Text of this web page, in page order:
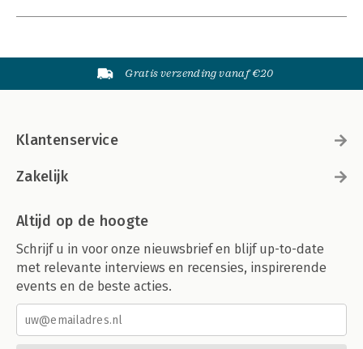
Gratis verzending vanaf €20
Klantenservice
Zakelijk
Altijd op de hoogte
Schrijf u in voor onze nieuwsbrief en blijf up-to-date
met relevante interviews en recensies, inspirerende
events en de beste acties.